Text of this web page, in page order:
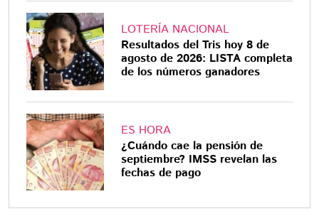
LOTERÍA NACIONAL
Resultados del Tris hoy 8 de
agosto de 2026: LISTA completa
de los números ganadores
ES HORA
¿Cuándo cae la pensión de
septiembre? IMSS revelan las
fechas de pago